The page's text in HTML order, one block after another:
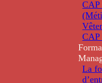
CAP
CAP
La